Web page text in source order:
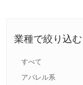
業種で絞り込む
すべて
アパレル系